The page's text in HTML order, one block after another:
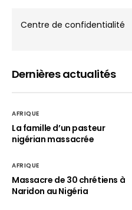
Centre de confidentialité
Dernières actualités
AFRIQUE
La famille d’un pasteur
nigérian massacrée
AFRIQUE
Massacre de 30 chrétiens à
Naridon au Nigéria